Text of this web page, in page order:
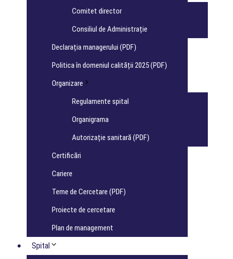
Comitet director
Consiliul de Administrație
Declarația managerului (PDF)
Politica în domeniul calității 2025 (PDF)
Organizare
Regulamente spital
Organigrama
Autorizație sanitară (PDF)
Certificări
Cariere
Teme de Cercetare (PDF)
Proiecte de cercetare
Plan de management
Spital